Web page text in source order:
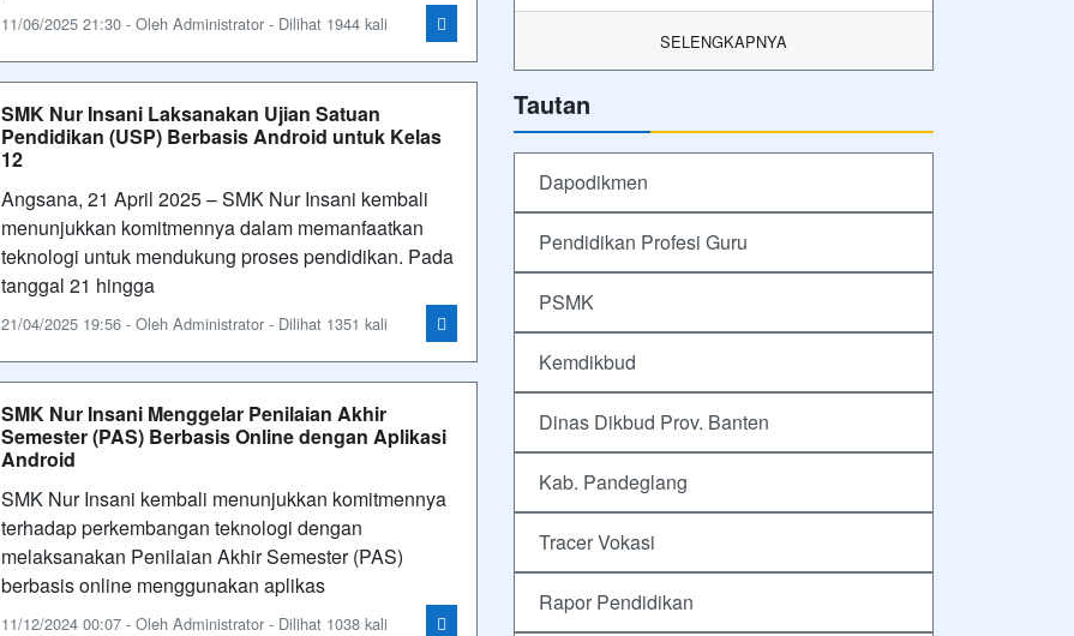
11/06/2025 21:30 - Oleh Administrator - Dilihat 1944 kali
SMK Nur Insani Laksanakan Ujian Satuan
Pendidikan (USP) Berbasis Android untuk Kelas
12
Angsana, 21 April 2025 – SMK Nur Insani kembali
menunjukkan komitmennya dalam memanfaatkan
teknologi untuk mendukung proses pendidikan. Pada
tanggal 21 hingga
21/04/2025 19:56 - Oleh Administrator - Dilihat 1351 kali
SMK Nur Insani Menggelar Penilaian Akhir
Semester (PAS) Berbasis Online dengan Aplikasi
Android
SMK Nur Insani kembali menunjukkan komitmennya
terhadap perkembangan teknologi dengan
melaksanakan Penilaian Akhir Semester (PAS)
berbasis online menggunakan aplikas
11/12/2024 00:07 - Oleh Administrator - Dilihat 1038 kali
SELENGKAPNYA
Tautan
Dapodikmen
Pendidikan Profesi Guru
PSMK
Kemdikbud
Dinas Dikbud Prov. Banten
Kab. Pandeglang
Tracer Vokasi
Rapor Pendidikan